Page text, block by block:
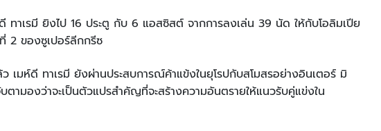
ทาเรมี ยิงไป 16 ประตู กับ 6 แอสซิสต์ จากการลงเล่น 39 นัด ให้กับโอลิมเปีย
2 ของซูเปอร์ลีกกรีซ
เมห์ดี ทาเรมี ยังผ่านประสบการณ์ค้าแข้งในยุโรปกับสโมสรอย่างอินเตอร์ มิ
ตามองว่าจะเป็นตัวแปรสำคัญที่จะสร้างความอันตรายให้แนวรับคู่แข่งใน